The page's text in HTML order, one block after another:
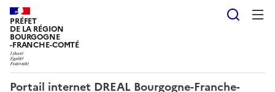
PRÉFET
DE LA RÉGION
BOURGOGNE
-FRANCHE-COMTÉ
Portail internet DREAL Bourgogne-Franche-